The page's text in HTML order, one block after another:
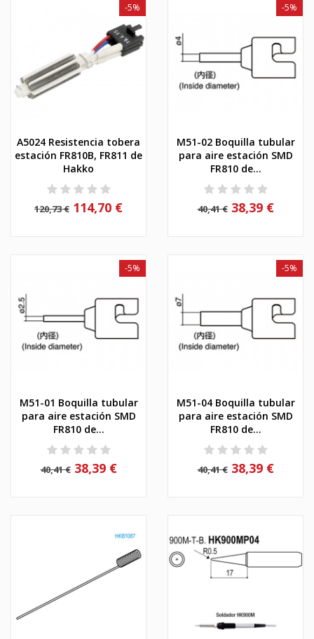
A5024 Resistencia tobera
estación FR810B, FR811 de
Hakko
120,73 €
-5%
114,70 €
M51-02 Boquilla tubular
para aire estación SMD
FR810 de...
40,41 €
-5%
38,39 €
M51-01 Boquilla tubular
para aire estación SMD
FR810 de...
40,41 €
-5%
38,39 €
M51-04 Boquilla tubular
para aire estación SMD
FR810 de...
40,41 €
-5%
38,39 €